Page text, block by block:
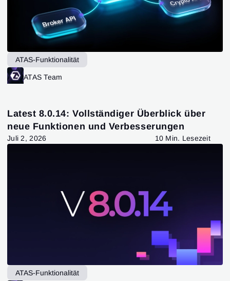
ATAS-Funktionalität
ATAS Team
Latest 8.0.14: Vollständiger Überblick über
neue Funktionen und Verbesserungen
Juli 2, 2026 10 Min. Lesezeit
ATAS-Funktionalität